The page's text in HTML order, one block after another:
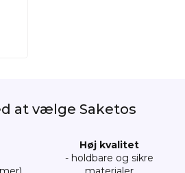
at vælge Saketos
Høj kvalitet
- holdbare og sikre